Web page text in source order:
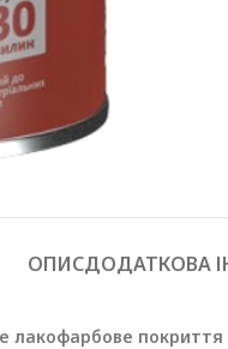
ОПИСДОДАТКОВА
покриття